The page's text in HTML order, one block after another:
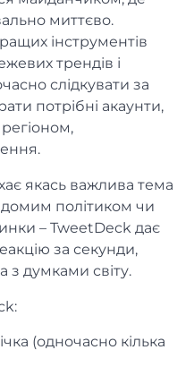
миттєво.
інструментів
трендів і
слідкувати за
потрібні акаунти,
якась важлива тема
політиком чи
– TweetDeck дає
за секунди,
з думками світу.
(одночасно кілька